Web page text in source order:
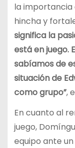
la importancia
hincha y
significa la
está en juego.
sabíamos de
situación de
como grupo”,
En cuanto al
juego,
equipo ante